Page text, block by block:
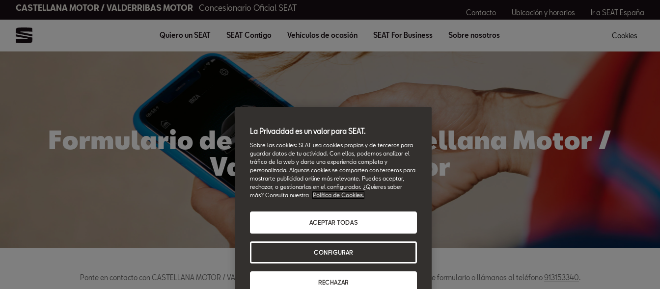
CASTELLANA MOTOR / VALDERRIBAS MOTOR Concesionario Oficial SEAT
Contacto Ubicación y horarios Ir a SEAT España
Quiero un SEAT SEAT Contigo Vehículos de ocasión SEAT For Business Sobre nosotros Cookies
Formulario de contacto Castellana Motor /
Valderribas Motor
Ponte en contacto con CASTELLANA MOTOR / VALDERRIBAS MOTOR, envíanos tu consulta mediante el siguiente formulario o llámanos al teléfono913153340.
La Privacidad es un valor para SEAT.
Sobre las cookies: SEAT usa cookies propias y de terceros para
guardar datos de tu actividad. Con ellas, podemos analizar el
tráfico de la web y darte una experiencia completa y
personalizada. Algunas cookies se comparten con terceros para
mostrarte publicidad online más relevante. Puedes aceptar,
rechazar, o gestionarlas en el configurador. ¿Quieres saber
más? Consulta nuestra
Política de Cookies.
RECHAZAR
ACEPTAR TODAS
CONFIGURAR